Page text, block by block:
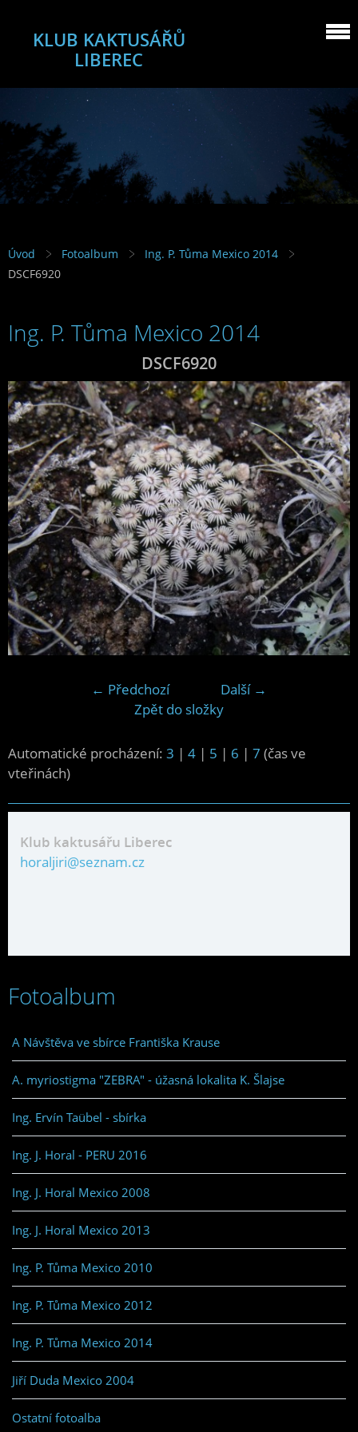
KLUB KAKTUSÁŘŮ
LIBEREC
Úvod Fotoalbum
Ing. P. Tůma Mexico 2014
DSCF6920
Ing. P. Tůma Mexico 2014
DSCF6920
← Předchozí
Další →
Zpět do složky
Automatické procházení: 3 | 4 | 5 | 6 | 7 (čas ve
vteřinách)
Klub kaktusářu Liberec
horaljiri@seznam.cz
Fotoalbum
A Návštěva ve sbírce Františka Krause
A. myriostigma "ZEBRA" - úžasná lokalita K. Šlajse
Ing. Ervín Taübel - sbírka
Ing. J. Horal - PERU 2016
Ing. J. Horal Mexico 2008
Ing. J. Horal Mexico 2013
Ing. P. Tůma Mexico 2010
Ing. P. Tůma Mexico 2012
Ing. P. Tůma Mexico 2014
Jiří Duda Mexico 2004
Ostatní fotoalba